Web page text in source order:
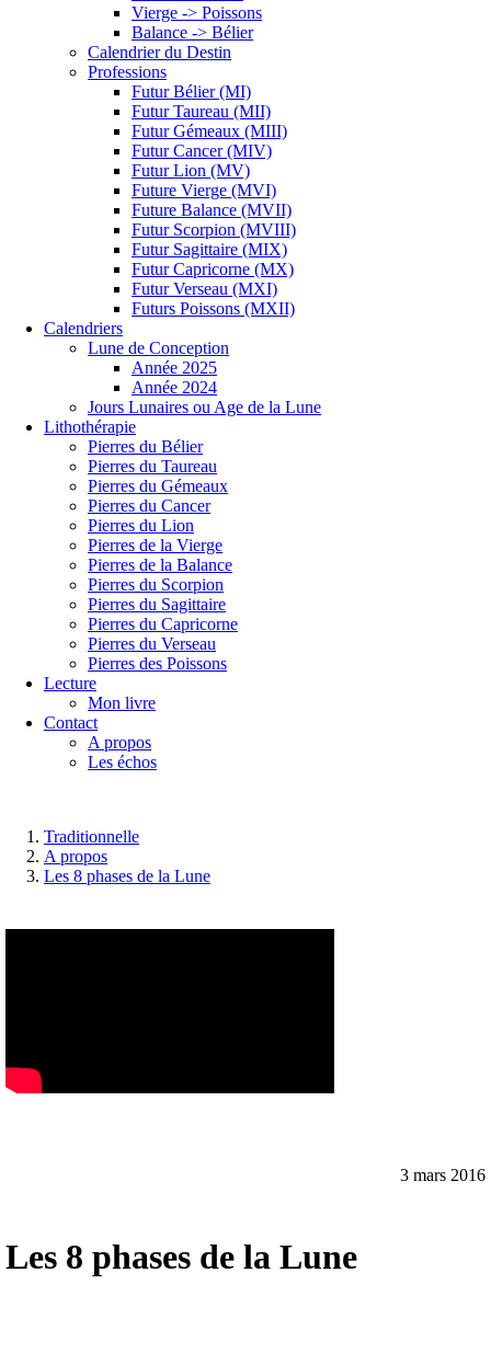
Vierge -> Poissons
Balance -> Bélier
Calendrier du Destin
Professions
Futur Bélier (MI)
Futur Taureau (MII)
Futur Gémeaux (MIII)
Futur Cancer (MIV)
Futur Lion (MV)
Future Vierge (MVI)
Future Balance (MVII)
Futur Scorpion (MVIII)
Futur Sagittaire (MIX)
Futur Capricorne (MX)
Futur Verseau (MXI)
Futurs Poissons (MXII)
Calendriers
Lune de Conception
Année 2025
Année 2024
Jours Lunaires ou Age de la Lune
Lithothérapie
Pierres du Bélier
Pierres du Taureau
Pierres du Gémeaux
Pierres du Cancer
Pierres du Lion
Pierres de la Vierge
Pierres de la Balance
Pierres du Scorpion
Pierres du Sagittaire
Pierres du Capricorne
Pierres du Verseau
Pierres des Poissons
Lecture
Mon livre
Contact
A propos
Les échos
Traditionnelle
A propos
Les 8 phases de la Lune
3 mars 2016
Les 8 phases de la Lune